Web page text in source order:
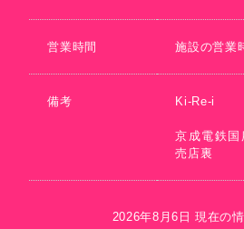
営業時間 施設の営業
備考 Ki-Re-i
京成電鉄
売店裏
2026年8月6日 現在の情